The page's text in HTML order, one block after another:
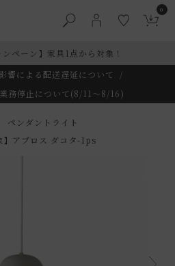
0
ンペーン】家具1点から対象！
響による配送遅延について
/
務停止について(8/11～8/16)
ペンダントライト
】アプロス ダコタ-1ps